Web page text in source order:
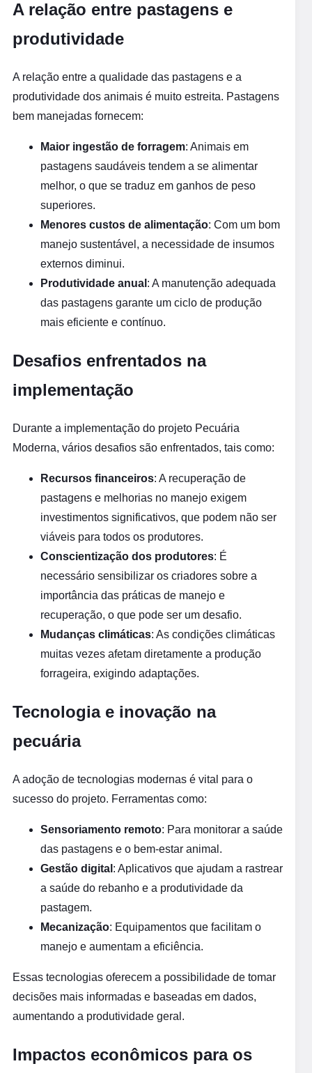
A relação entre pastagens e
produtividade
A relação entre a qualidade das pastagens e a
produtividade dos animais é muito estreita. Pastagens
bem manejadas fornecem:
Maior ingestão de forragem: Animais em
pastagens saudáveis tendem a se alimentar
melhor, o que se traduz em ganhos de peso
superiores.
Menores custos de alimentação: Com um bom
manejo sustentável, a necessidade de insumos
externos diminui.
Produtividade anual : A manutenção adequada
das pastagens garante um ciclo de produção
mais eficiente e contínuo.
Desafios enfrentados na
implementação
Durante a implementação do projeto Pecuária
Moderna, vários desafios são enfrentados, tais como:
Recursos financeiros: A recuperação de
pastagens e melhorias no manejo exigem
investimentos significativos, que podem não ser
viáveis para todos os produtores.
Conscientização dos produtores: É
necessário sensibilizar os criadores sobre a
importância das práticas de manejo e
recuperação, o que pode ser um desafio.
Mudanças climáticas: As condições climáticas
muitas vezes afetam diretamente a produção
forrageira, exigindo adaptações.
Tecnologia e inovação na
pecuária
A adoção de tecnologias modernas é vital para o
sucesso do projeto. Ferramentas como:
Sensoriamento remoto: Para monitorar a saúde
das pastagens e o bem-estar animal.
Gestão digital : Aplicativos que ajudam a rastrear
a saúde do rebanho e a produtividade da
pastagem.
Mecanização: Equipamentos que facilitam o
manejo e aumentam a eficiência.
Essas tecnologias oferecem a possibilidade de tomar
decisões mais informadas e baseadas em dados,
aumentando a produtividade geral.
Impactos econômicos para os